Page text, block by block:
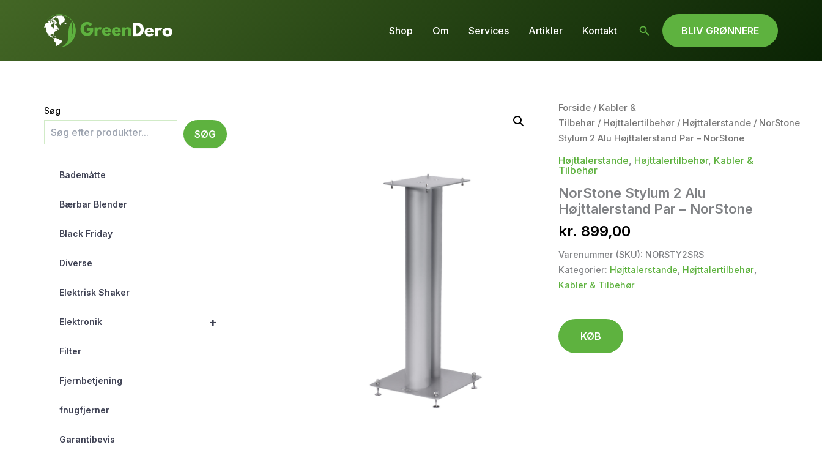
Shop Om Services Artikler Kontakt Søg BLIV GRØNNERE
Søg
SØG
Bademåtte
Bærbar Blender
Black Friday
Diverse
Elektrisk Shaker
+
Elektronik
Filter
Fjernbetjening
fnugfjerner
Garantibevis
Forside/ Kabler &
Tilbehør/ Højttalertilbehør/ Højttalerstande/ NorStone
Stylum 2 Alu Højttalerstand Par – NorStone
Højttalerstande, Højttalertilbehør, Kabler &
Tilbehør
NorStone Stylum 2 Alu
Højttalerstand Par – NorStone
kr. 899,00
Varenummer (SKU): NORSTY2SRS
Kategorier: Højttalerstande Højttalertilbehør,
Kabler & Tilbehør
KØB